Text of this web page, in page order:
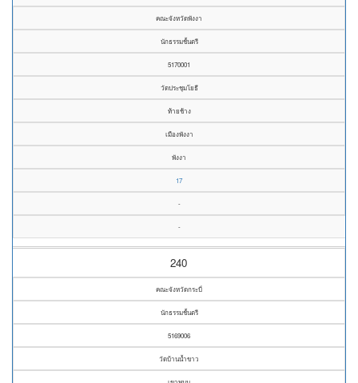
คณะจังหวัดพังงา
นักธรรมชั้นตรี
5170001
วัดประชุมโยธี
ท้ายช้าง
เมืองพังงา
พังงา
17
-
-
240
คณะจังหวัดกระบี่
นักธรรมชั้นตรี
5169006
วัดบ้านน้ำขาว